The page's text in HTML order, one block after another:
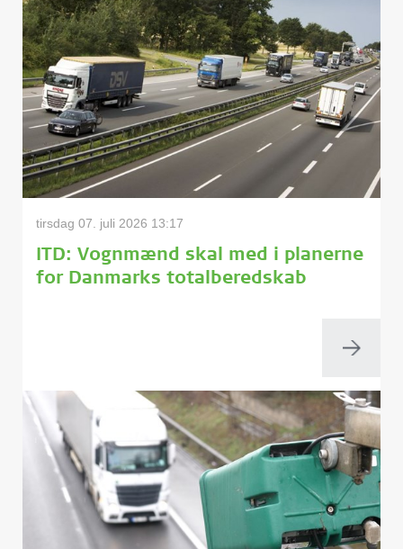
tirsdag 07. juli 2026 13:17
ITD: Vognmænd skal med i planerne
for Danmarks totalberedskab